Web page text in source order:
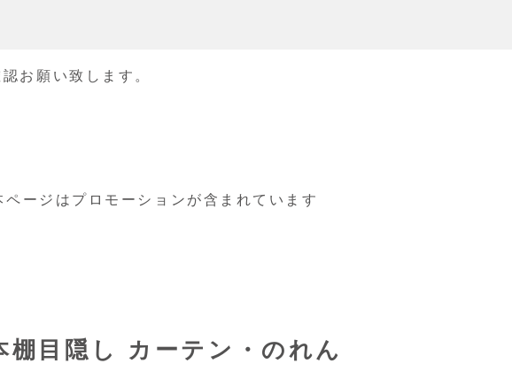
お願い致します。
ページはプロモーションが含まれています
棚目隠し カーテン・のれん